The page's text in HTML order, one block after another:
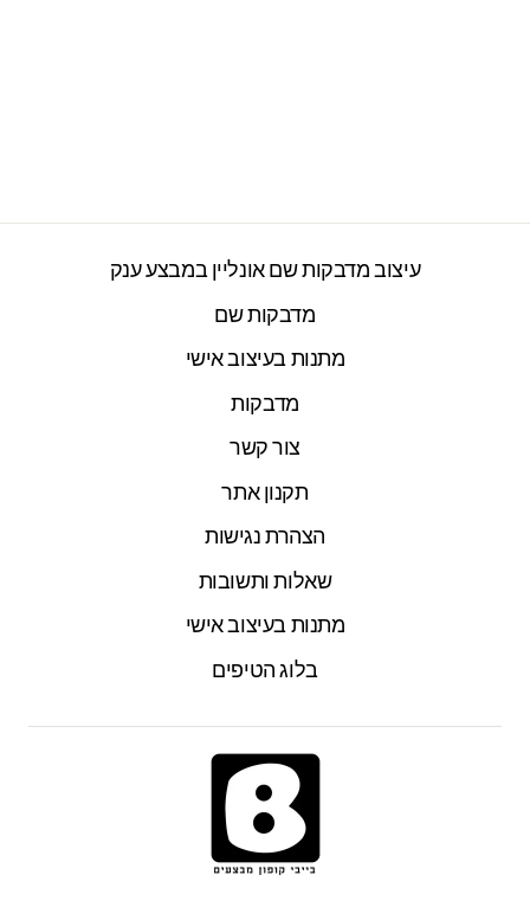
עיצוב מדבקות שם אונליין במבצע ענק
מדבקות שם
מתנות בעיצוב אישי
מדבקות
צור קשר
תקנון אתר
הצהרת נגישות
שאלות ותשובות
מתנות בעיצוב אישי
בלוג הטיפים